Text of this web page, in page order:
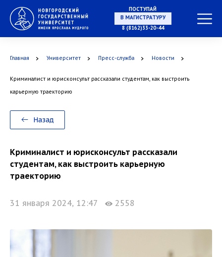
ПОСТУПАЙ
НА СПЕЦИАЛИТЕТ
8 (8162)33-20-44
Главная Университет Пресс-служба Новости
Криминалист и юрисконсульт рассказали студентам, как выстроить
карьерную траекторию
Назад
Криминалист и юрисконсульт рассказали
студентам, как выстроить карьерную
траекторию
31 января 2024, 12:47 2558